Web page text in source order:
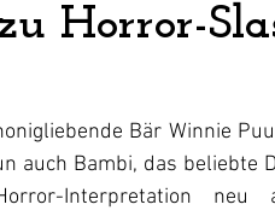
Horror-
Bär Winnie
auch Bambi, das beliebte
Interpretation